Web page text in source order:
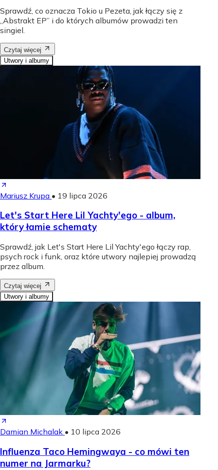
Sprawdź, co oznacza Tokio u Pezeta, jak łączy się z
„Abstrakt EP” i do których albumów prowadzi ten
singiel.
Czytaj więcej
Utwory i albumy
Mariusz Krupa • 19 lipca 2026
Let's Start Here Lil Yachty'ego - album,
który łamie schematy
Sprawdź, jak Let's Start Here Lil Yachty'ego łączy rap,
psych rock i funk, oraz które utwory najlepiej prowadzą
przez album.
Czytaj więcej
Utwory i albumy
Damian Michalak • 10 lipca 2026
Influenza Taco Hemingwaya - co mówi ten
numer na Jarmarku?